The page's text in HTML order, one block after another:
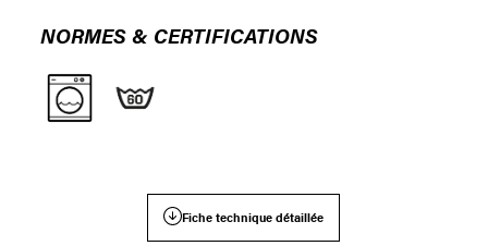
NORMES & CERTIFICATIONS
Fiche technique détaillée